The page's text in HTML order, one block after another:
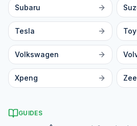
Subaru
Tesla
Volkswagen
Xpeng
GUIDES